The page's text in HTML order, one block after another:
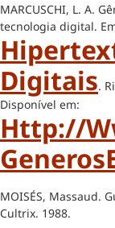
MARCUSCHI, L. A.
tecnologia digital.
Digitais.
Disponível em:
Http://
MOISÉS, Massaud.
Cultrix. 1988.